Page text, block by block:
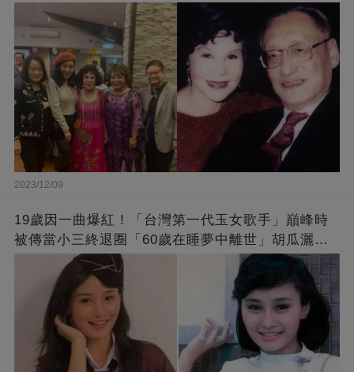
2023/12/09
19歲因一曲爆紅！「台灣第一代玉女歌手」巔峰時
被傳當小三終退圈「60歲在睡夢中離世」胡瓜灑淚